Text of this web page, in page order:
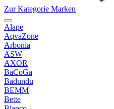
Zur Kategorie Marken
Alape
AqvaZone
Arbonia
ASW
AXOR
BaCoGa
Badundu
BEMM
Bette